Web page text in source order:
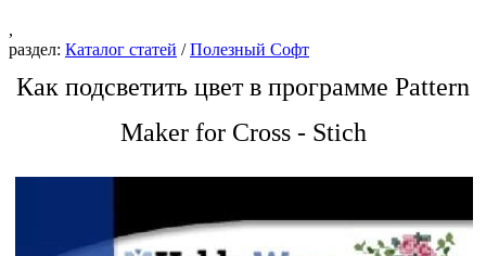
,
раздел: Каталог статей /Полезный Софт
Как подсветить цвет в программе Pattern
Maker for Cross - Stich